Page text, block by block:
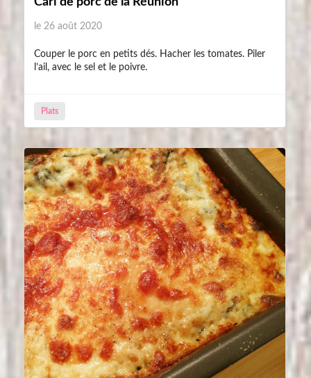
le 26 août 2020
Couper le porc en petits dés. Hacher les tomates. Piler
l’ail, avec le sel et le poivre.
Plats